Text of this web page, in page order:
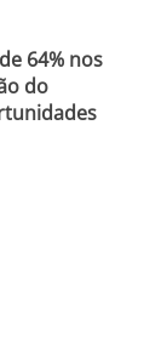
64% nos
do